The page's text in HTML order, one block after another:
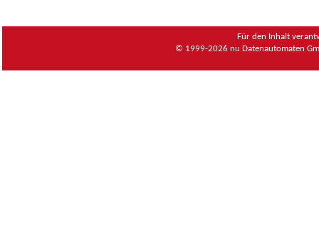
Für den Inhalt
© 1999-2026 nu Datenautomaten